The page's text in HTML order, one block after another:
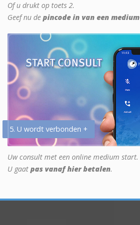
Of u drukt op toets 2.
Geef nu de pincode in van een medium
5. U wordt verbonden +
Uw consult met een online medium start.
U gaat pas vanaf hier betalen.